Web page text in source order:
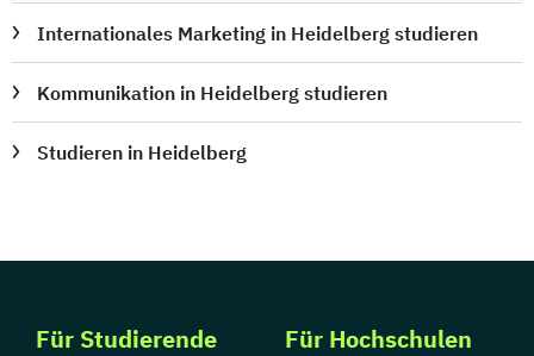
Internationales Marketing in Heidelberg studieren
Kommunikation in Heidelberg studieren
Studieren in Heidelberg
Für Studierende Für Hochschulen